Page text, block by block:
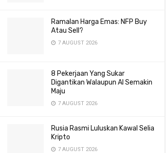
Ramalan Harga Emas: NFP Buy
Atau Sell?
7 AUGUST 2026
8 Pekerjaan Yang Sukar
Digantikan Walaupun AI Semakin
Maju
7 AUGUST 2026
Rusia Rasmi Luluskan Kawal Selia
Kripto
7 AUGUST 2026